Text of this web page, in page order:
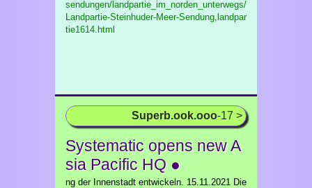
sendungen/landpartie_im_norden_unterwegs/
Landpartie-Steinhuder-Meer-Sendung,landpar
tie1614.html
Superb.ook.ooo-17 >
Systematic opens new A
sia Pacific HQ ●
ng der Innenstadt entwickeln. 15.11.2021 Die